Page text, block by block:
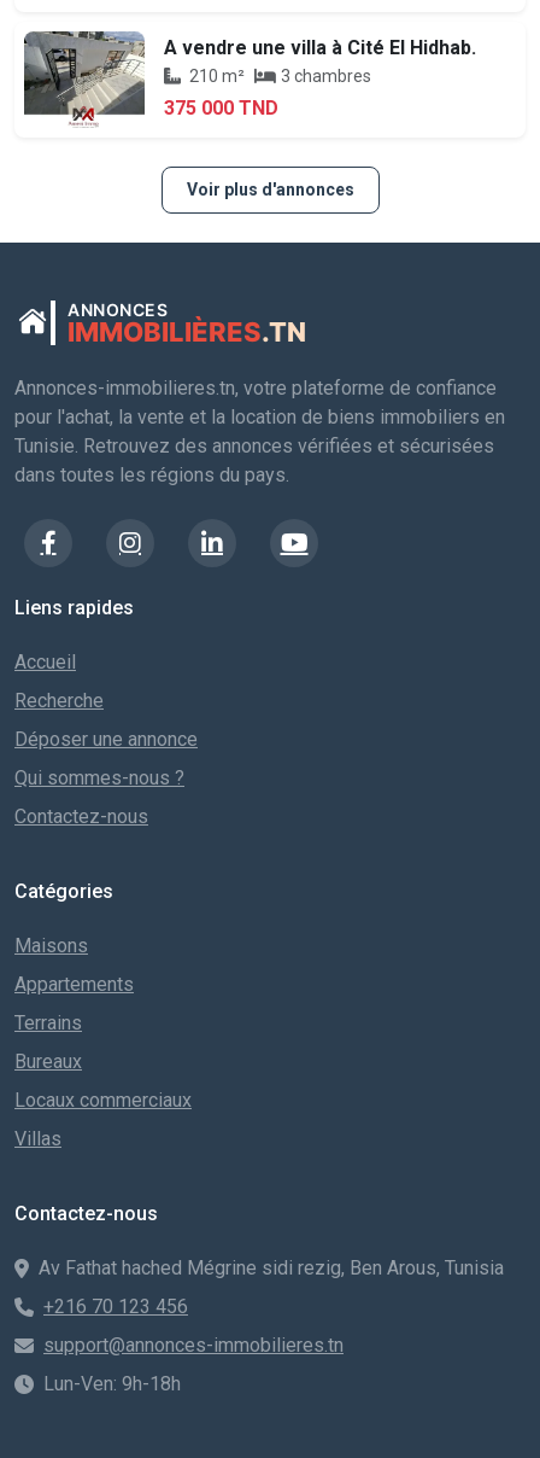
A vendre une villa à Cité El Hidhab.
210 m² 3 chambres
375 000 TND
Voir plus d'annonces
ANNONCES
IMMOBILIÈRES.TN
Annonces-immobilieres.tn, votre plateforme de confiance
pour l'achat, la vente et la location de biens immobiliers en
Tunisie. Retrouvez des annonces vérifiées et sécurisées
dans toutes les régions du pays.
Liens rapides
Accueil
Recherche
Déposer une annonce
Qui sommes-nous ?
Contactez-nous
Catégories
Maisons
Appartements
Terrains
Bureaux
Locaux commerciaux
Villas
Contactez-nous
Av Fathat hached Mégrine sidi rezig, Ben Arous, Tunisia
+216 70 123 456
support@annonces-immobilieres.tn
Lun-Ven: 9h-18h